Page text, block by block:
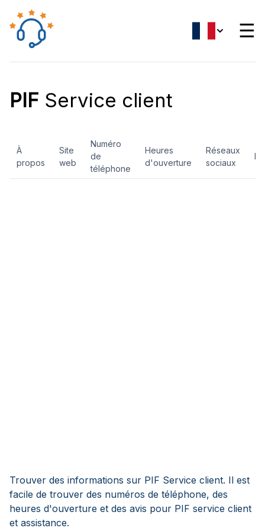
☰
PIF Service client
À
propos
Site
web
Numéro
de
téléphone
Heures
d'ouverture
Réseaux
sociaux
Trouver des informations sur PIF Service client. Il est
facile de trouver des numéros de téléphone, des
heures d'ouverture et des avis pour PIF service client
et assistance.